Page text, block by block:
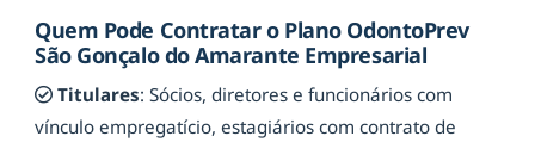
Quem Pode Contratar o Plano OdontoPrev
São Gonçalo do Amarante Empresarial
Titulares: Sócios, diretores e funcionários com
vínculo empregatício, estagiários com contrato de